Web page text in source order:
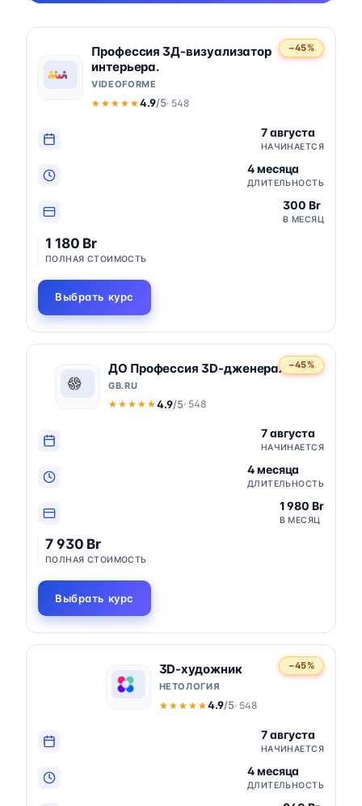
−45%
Профессия 3Д-визуализатор
интерьера.
VIDEOFORME
★★★★★
★★★★★4.9/5· 548
7 августа
НАЧИНАЕТСЯ
4 месяца
ДЛИТЕЛЬНОСТЬ
300 Br
В МЕСЯЦ
1 180 Br
ПОЛНАЯ СТОИМОСТЬ
Выбрать курс
−45%
ДО Профессия 3D-дженералист
GB.RU
★★★★★
★★★★★4.9/5· 548
7 августа
НАЧИНАЕТСЯ
4 месяца
ДЛИТЕЛЬНОСТЬ
1 980 Br
В МЕСЯЦ
7 930 Br
ПОЛНАЯ СТОИМОСТЬ
Выбрать курс
−45%
3D-художник
НЕТОЛОГИЯ
★★★★★
★★★★★4.9/5· 548
7 августа
НАЧИНАЕТСЯ
4 месяца
ДЛИТЕЛЬНОСТЬ